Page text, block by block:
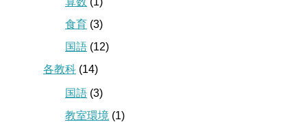
食育 (3)
国語 (12)
各教科 (14)
国語 (3)
教室環境 (1)